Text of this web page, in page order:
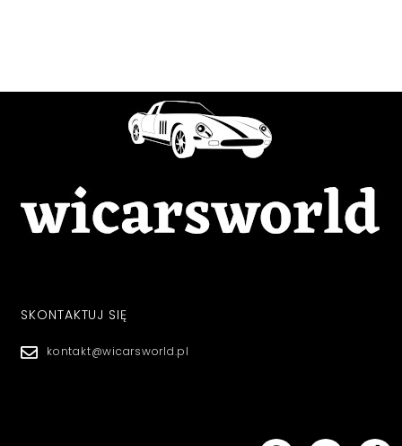
SKONTAKTUJ SIĘ
kontakt@wicarsworld.pl